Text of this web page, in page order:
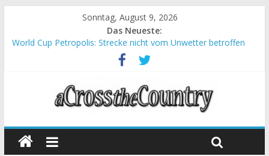
Sonntag, August 9, 2026
Das Neueste:
World Cup Petropolis: Strecke nicht vom Unwetter betroffen
Krumbach und Obergessertshausen: Mountainbike-Bundesliga
Supercup Massi Banyoles: Siege für Carod und Richards
Halbzeit beim Andalucia Bike Race: Weltmeister Seewald führt
Chelva: Schweizer Doppelsieg beim ersten XCO-Rennen der